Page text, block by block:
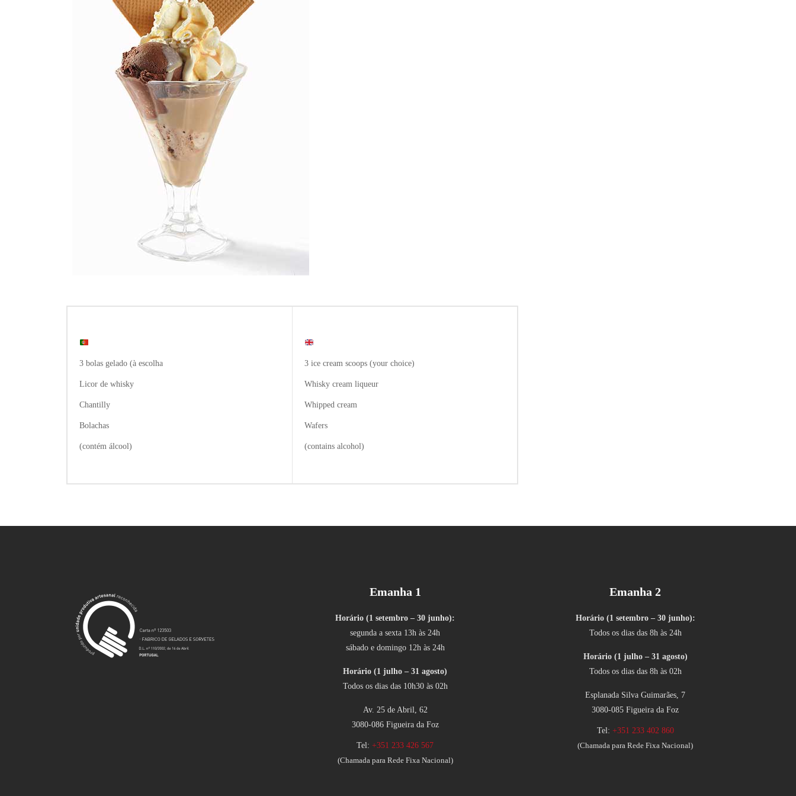
3 bolas gelado (à escolha
Licor de whisky
Chantilly
Bolachas
(contém álcool)
3 ice cream scoops (your choice)
Whisky cream liqueur
Whipped cream
Wafers
(contains alcohol)
Emanha 1
Horário (1 setembro – 30 junho):
segunda a sexta 13h às 24h
sábado e domingo 12h às 24h
Horário (1 julho – 31 agosto)
Todos os dias das 10h30 às 02h
Av. 25 de Abril, 62
3080-086 Figueira da Foz
Tel:+351 233 426 567
(Chamada para Rede Fixa Nacional)
Emanha 2
Horário (1 setembro – 30 junho):
Todos os dias das 8h às 24h
Horário (1 julho – 31 agosto)
Todos os dias das 8h às 02h
Esplanada Silva Guimarães, 7
3080-085 Figueira da Foz
Tel: +351 233 402 860
(Chamada para Rede Fixa Nacional)